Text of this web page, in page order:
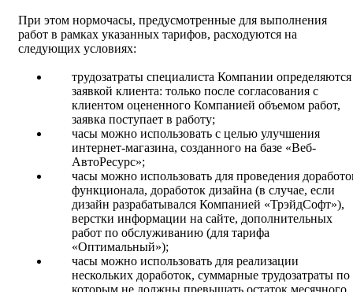
При этом нормочасы, предусмотренные для выполнения
работ в рамках указанных тарифов, расходуются на
следующих условиях:
трудозатраты специалиста Компании определяются
заявкой клиента: только после согласования с
клиентом оцененного Компанией объемом работ,
заявка поступает в работу;
часы можно использовать с целью улучшения
интернет-магазина, созданного на базе «Веб-
АвтоРесурс»;
часы можно использовать для проведения
функционала, доработок дизайна (в случае, если
дизайн разрабатывался Компанией «ТрэйдСофт»),
верстки информации на сайте, дополнительных
работ по обслуживанию (для тарифа
«Оптимальный»);
часы можно использовать для реализации
нескольких доработок, суммарные трудозатраты по